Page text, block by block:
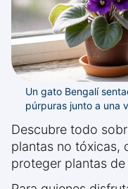
Un gato Bengalí
púrpuras junto a una
Descubre todo
plantas no tóxicas,
proteger plantas